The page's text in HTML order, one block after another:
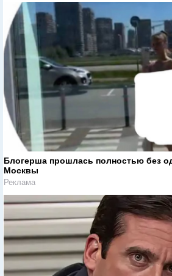
Блогерша прошлась полностью без
Москвы
Реклама